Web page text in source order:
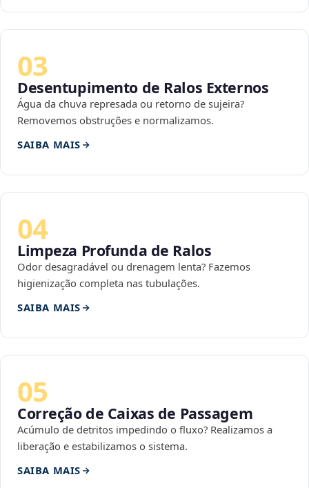
03
Desentupimento de Ralos Externos
Água da chuva represada ou retorno de sujeira?
Removemos obstruções e normalizamos.
SAIBA MAIS
04
Limpeza Profunda de Ralos
Odor desagradável ou drenagem lenta? Fazemos
higienização completa nas tubulações.
SAIBA MAIS
05
Correção de Caixas de Passagem
Acúmulo de detritos impedindo o fluxo? Realizamos a
liberação e estabilizamos o sistema.
SAIBA MAIS